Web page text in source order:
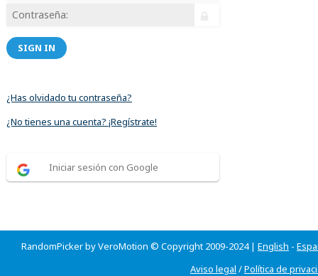
SIGN IN
¿Has olvidado tu contraseña?
¿No tienes una cuenta? ¡Regístrate!
Iniciar sesión con Google
RandomPicker by VeroMotion © Copyright 2009-2024 | English -
Aviso legal /Política de